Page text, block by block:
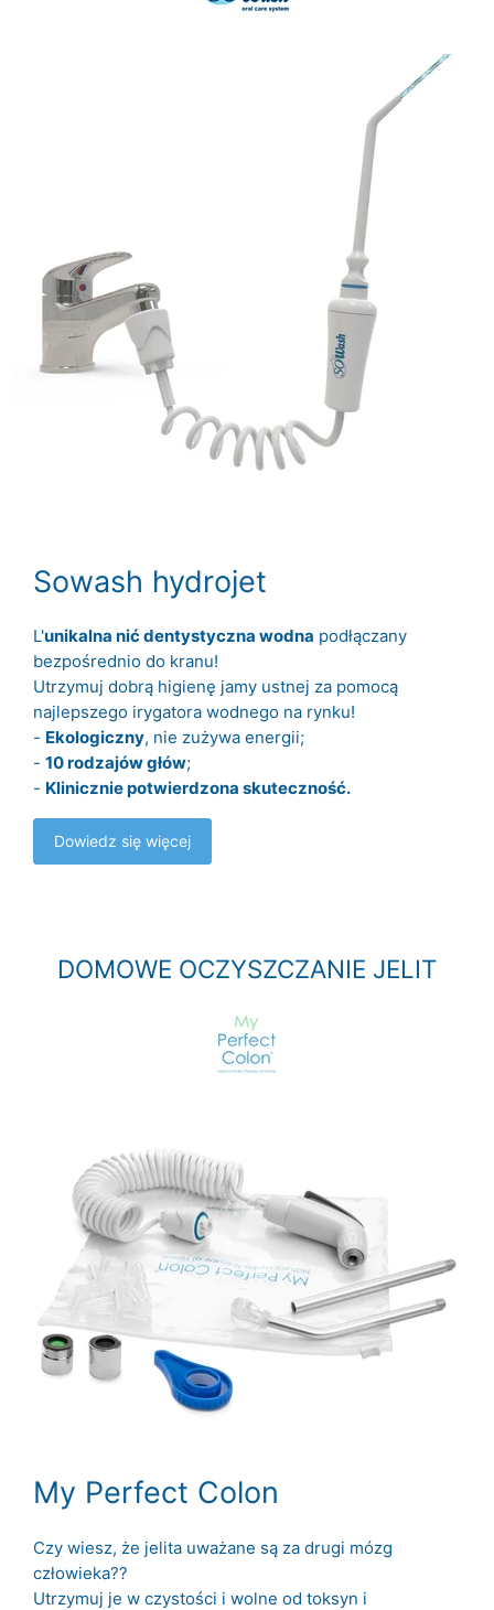
Sowash hydrojet
L'unikalna nić dentystyczna wodna podłączany
bezpośrednio do kranu!
Utrzymuj dobrą higienę jamy ustnej za pomocą
najlepszego irygatora wodnego na rynku!
- Ekologiczny, nie zużywa energii;
- 10 rodzajów głów;
- Klinicznie potwierdzona skuteczność.
Dowiedz się więcej
DOMOWE OCZYSZCZANIE JELIT
My Perfect Colon
Czy wiesz, że jelita uważane są za drugi mózg
człowieka??
Utrzymuj je w czystości i wolne od toksyn i